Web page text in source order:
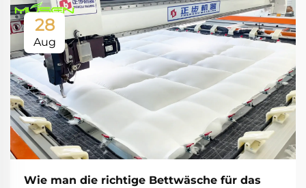
28
Aug
Wie man die richtige Bettwäsche für das